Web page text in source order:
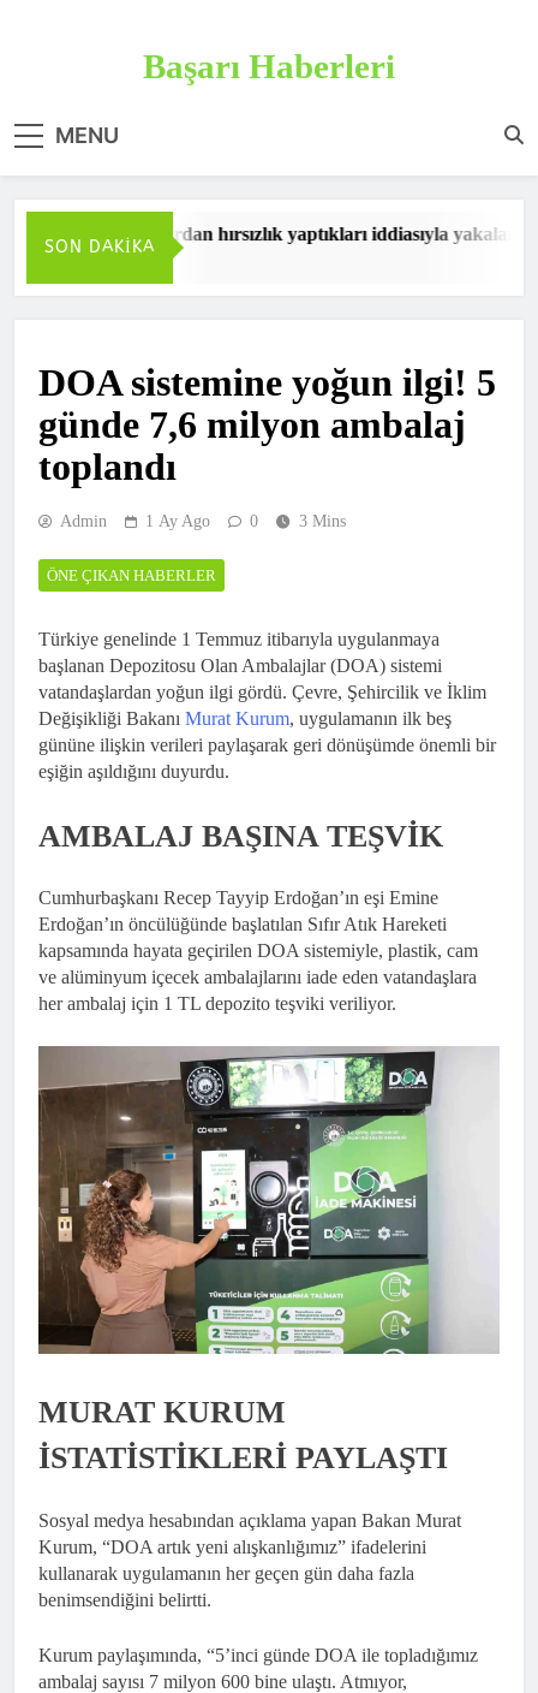
Başarı Haberleri
MENU
SON DAKIKA
Adana’da araçlardan hırsızlık yaptıkları iddiasıyla yakalanan
DOA sistemine yoğun ilgi! 5
günde 7,6 milyon ambalaj
toplandı
Admin 1 Ay Ago 0 3 Mins
ÖNE ÇIKAN HABERLER
Türkiye genelinde 1 Temmuz itibarıyla uygulanmaya
başlanan Depozitosu Olan Ambalajlar (DOA) sistemi
vatandaşlardan yoğun ilgi gördü. Çevre, Şehircilik ve İklim
Değişikliği Bakanı Murat Kurum, uygulamanın ilk beş
gününe ilişkin verileri paylaşarak geri dönüşümde önemli bir
eşiğin aşıldığını duyurdu.
AMBALAJ BAŞINA TEŞVİK
Cumhurbaşkanı Recep Tayyip Erdoğan’ın eşi Emine
Erdoğan’ın öncülüğünde başlatılan Sıfır Atık Hareketi
kapsamında hayata geçirilen DOA sistemiyle, plastik, cam
ve alüminyum içecek ambalajlarını iade eden vatandaşlara
her ambalaj için 1 TL depozito teşviki veriliyor.
MURAT KURUM
İSTATİSTİKLERİ PAYLAŞTI
Sosyal medya hesabından açıklama yapan Bakan Murat
Kurum, “DOA artık yeni alışkanlığımız” ifadelerini
kullanarak uygulamanın her geçen gün daha fazla
benimsendiğini belirtti.
Kurum paylaşımında, “5’inci günde DOA ile topladığımız
ambalaj sayısı 7 milyon 600 bine ulaştı. Atmıyor,